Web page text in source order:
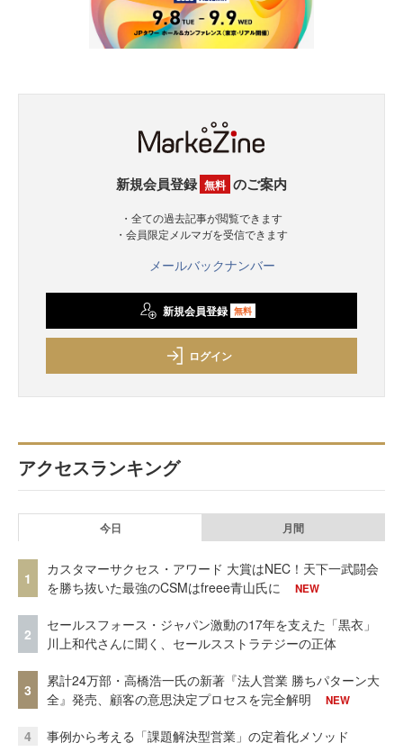
新規会員登録 無料 のご案内
・全ての過去記事が閲覧できます
・会員限定メルマガを受信できます
メールバックナンバー
新規会員登録 無料
ログイン
アクセスランキング
今日 月間
1
カスタマーサクセス・アワード 大賞はNEC！天下一武闘会
を勝ち抜いた最強のCSMはfreee青山氏に
NEW
2
セールスフォース・ジャパン激動の17年を支えた「黒衣」
川上和代さんに聞く、セールスストラテジーの正体
3
累計24万部・高橋浩一氏の新著『法人営業 勝ちパターン大
全』発売、顧客の意思決定プロセスを完全解明
NEW
4 事例から考える「課題解決型営業」の定着化メソッド